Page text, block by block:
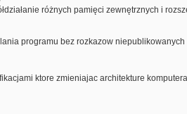
różnych pamięci zewnętrznych i
programu bez rozkazow niepublikowanych
ktore zmieniajac architekture